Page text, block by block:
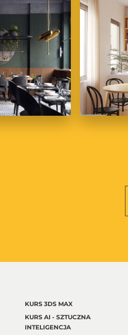
KURS 3DS MAX
KURS AI - SZTUCZNA
INTELIGENCJA